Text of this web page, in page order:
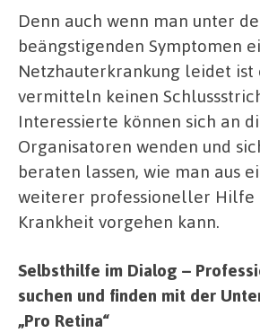
Denn auch wenn man unter
beängstigenden Symptomen
Netzhauterkrankung leidet ist
vermitteln keinen
Interessierte können sich an
Organisatoren wenden und
beraten lassen, wie man aus
weiterer professioneller Hilfe
Krankheit vorgehen kann.
Selbsthilfe im Dialog –
suchen und finden mit der
„Pro Retina“